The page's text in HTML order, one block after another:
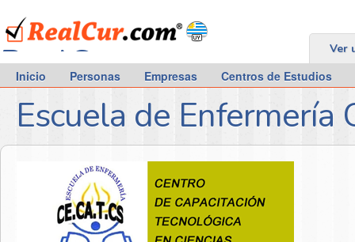
RealCur.com Ver
Inicio Personas Empresas Centros de Estudios
Escuela de Enfermería